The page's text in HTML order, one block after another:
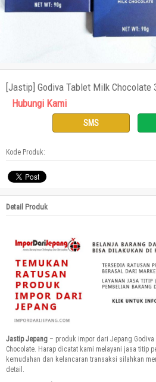
[Jastip] Godiva Tablet Milk Chocolate
Hubungi Kami
SMS
Kode Produk:
Detail Produk
Jastip Jepang – produk impor dari Jepang Godiva
Chocolate. Harap dicatat kami melayani jasa titip
kemudahan dan kelancaran transaksi silahkan
detail.